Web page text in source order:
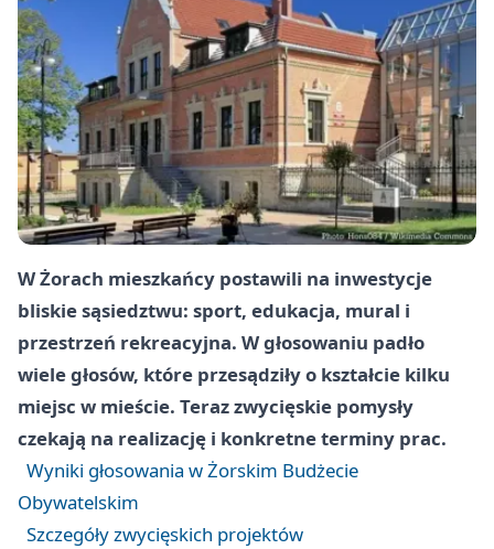
W Żorach mieszkańcy postawili na inwestycje
bliskie sąsiedztwu: sport, edukacja, mural i
przestrzeń rekreacyjna. W głosowaniu padło
wiele głosów, które przesądziły o kształcie kilku
miejsc w mieście. Teraz zwycięskie pomysły
czekają na realizację i konkretne terminy prac.
Wyniki głosowania w Żorskim Budżecie
Obywatelskim
Szczegóły zwycięskich projektów